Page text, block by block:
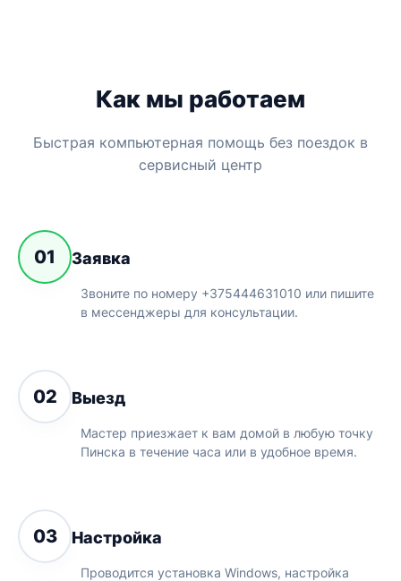
Как мы работаем
Быстрая компьютерная помощь без поездок в
сервисный центр
01 Заявка
Звоните по номеру +375444631010 или пишите
в мессенджеры для консультации.
02 Выезд
Мастер приезжает к вам домой в любую точку
Пинска в течение часа или в удобное время.
03 Настройка
Проводится установка Windows, настройка